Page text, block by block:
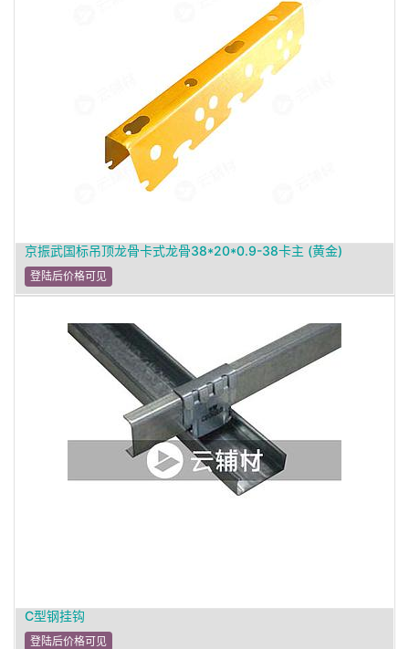
京振武国标吊顶龙骨卡式龙骨38*20*0.9-38卡主 (黄金)
登陆后价格可见
C型钢挂钩
登陆后价格可见